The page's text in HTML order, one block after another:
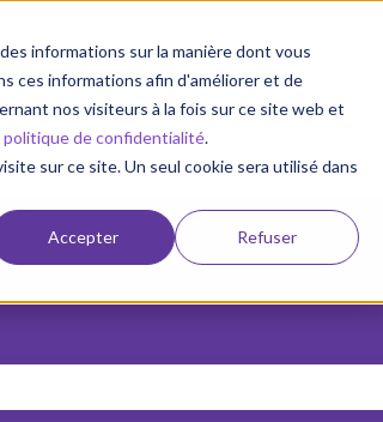
informations sur la manière dont vous
ces informations afin d'améliorer et de
nos visiteurs à la fois sur ce site web et
politique de confidentialité.
sur ce site. Un seul cookie sera utilisé dans
Accepter Refuser